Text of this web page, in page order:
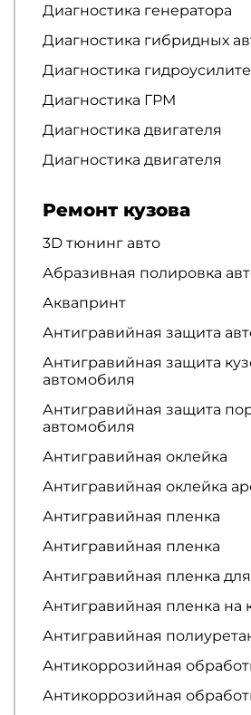
Диагностика генератора
Диагностика гибридных
Диагностика
Диагностика ГРМ
Диагностика двигателя
Диагностика двигателя
Ремонт кузова
3D тюнинг авто
Абразивная полировка
Аквапринт
Антигравийная защита
Антигравийная защита
автомобиля
Антигравийная защита
автомобиля
Антигравийная оклейка
Антигравийная оклейка
Антигравийная пленка
Антигравийная пленка
Антигравийная пленка
Антигравийная пленка на
Антигравийная
Антикоррозийная
Антикоррозийная